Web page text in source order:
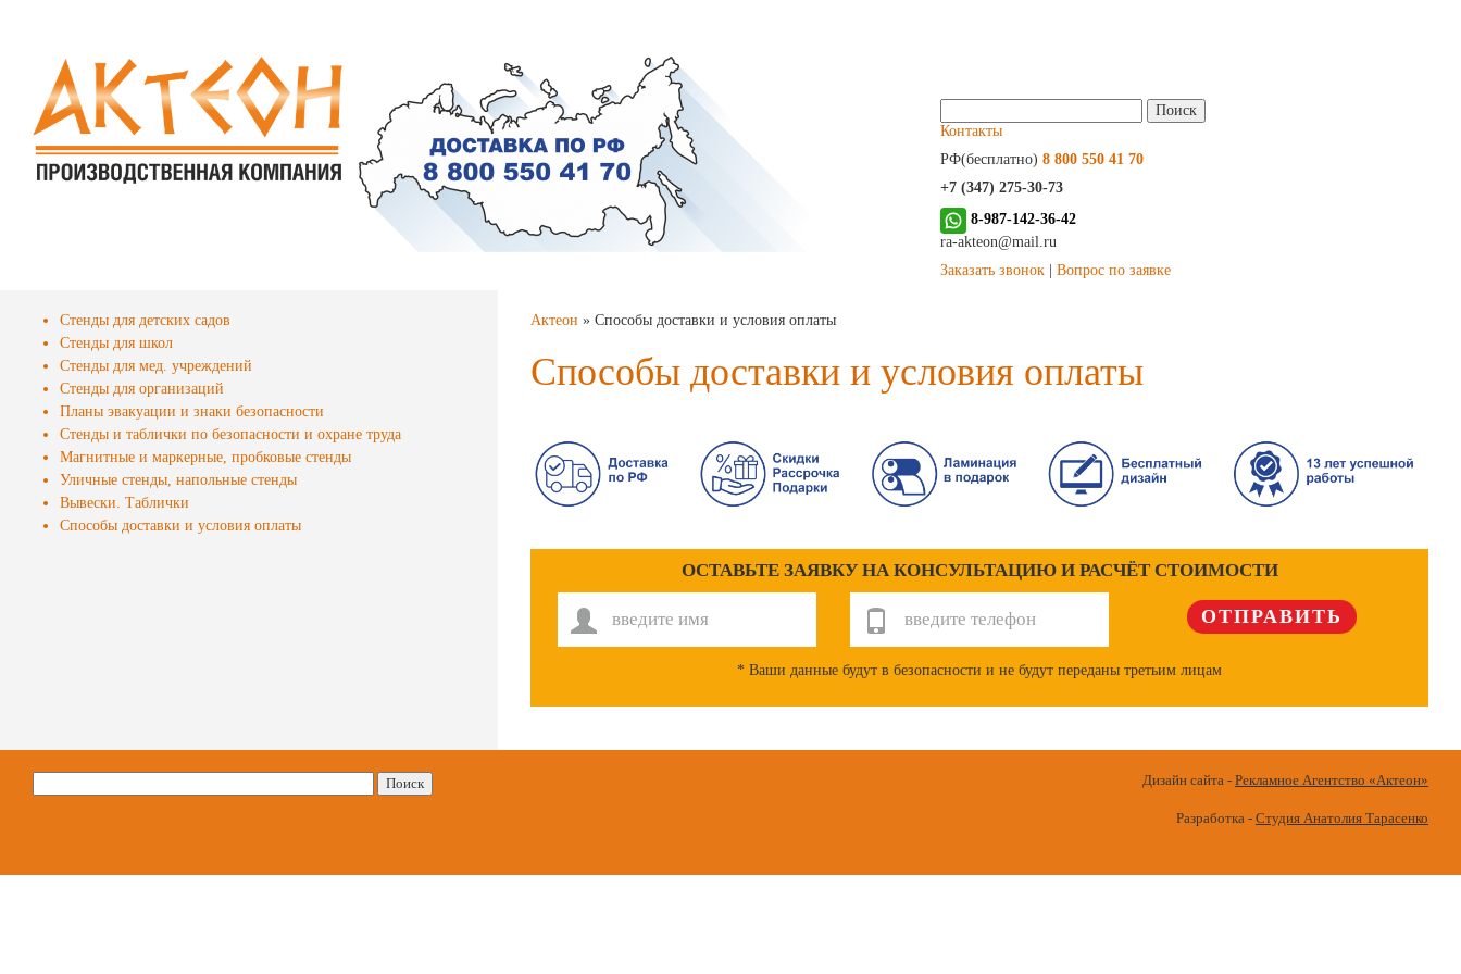
Контакты
РФ(бесплатно) 8 800 550 41 70
+7 (347) 275-30-73
8-987-142-36-42
ra-akteon@mail.ru
Заказать звонок| Вопрос по заявке
Стенды для детских садов
Стенды для школ
Стенды для мед. учреждений
Стенды для организаций
Планы эвакуации и знаки безопасности
Стенды и таблички по безопасности и охране труда
Магнитные и маркерные, пробковые стенды
Уличные стенды, напольные стенды
Вывески. Таблички
Способы доставки и условия оплаты
Актеон » Способы доставки и условия оплаты
Способы доставки и условия оплаты
ОСТАВЬТЕ ЗАЯВКУ НА КОНСУЛЬТАЦИЮ И РАСЧЁТ СТОИМОСТИ
* Ваши данные будут в безопасности и не будут переданы третьим лицам
Дизайн сайта - Рекламное Агентство «Актеон»
Разработка - Студия Анатолия Тарасенко